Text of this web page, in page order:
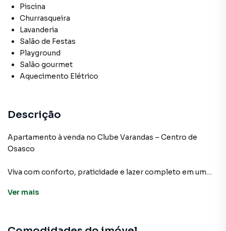
Piscina
Churrasqueira
Lavanderia
Salão de Festas
Playground
Salão gourmet
Aquecimento Elétrico
Descrição
Apartamento à venda no Clube Varandas – Centro de
Osasco
Viva com conforto, praticidade e lazer completo em um
Ver mais